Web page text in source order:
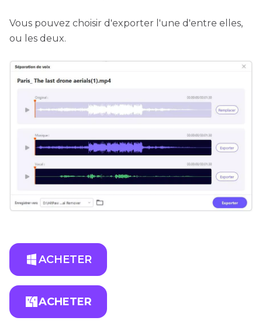
Vous pouvez choisir d'exporter l'une d'entre elles,
ou les deux.
ACHETER
ACHETER